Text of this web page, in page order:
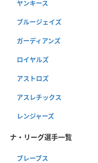
ヤンキース
ブルージェイズ
ガーディアンズ
ロイヤルズ
アストロズ
アスレチックス
レンジャーズ
ナ・リーグ選手一覧
ブレーブス